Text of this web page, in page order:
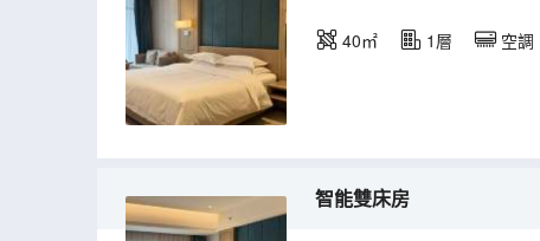
40㎡ 1層 空調
智能雙床房